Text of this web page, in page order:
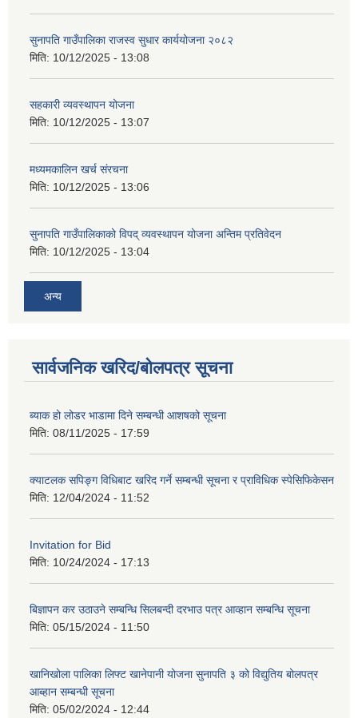
सुनापति गाउँपालिका राजस्व सुधार कार्ययोजना २०८२
मिति: 10/12/2025 - 13:08
सहकारी व्यवस्थापन योजना
मिति: 10/12/2025 - 13:07
मध्यमकालिन खर्च संरचना
मिति: 10/12/2025 - 13:06
सुनापति गाउँपालिकाको विपद् व्यवस्थापन योजना अन्तिम प्रतिवेदन
मिति: 10/12/2025 - 13:04
अन्य
सार्वजनिक खरिद/बोलपत्र सूचना
ब्याक हो लोडर भाडामा दिने सम्बन्धी आशषको सूचना
मिति: 08/11/2025 - 17:59
क्याटलक सपिङ्ग विधिबाट खरिद गर्ने सम्बन्धी सूचना र प्राविधिक स्पेसिफिकेसन
मिति: 12/04/2024 - 11:52
Invitation for Bid
मिति: 10/24/2024 - 17:13
बिज्ञापन कर उठाउने सम्बन्धि सिलबन्दी दरभाउ पत्र आव्हान सम्बन्धि सूचना
मिति: 05/15/2024 - 11:50
खानिखोला पालिका लिफ्ट खानेपानी योजना सुनापति ३ को विद्युतिय बोलपत्र
आब्हान सम्बन्धी सूचना
मिति: 05/02/2024 - 12:44